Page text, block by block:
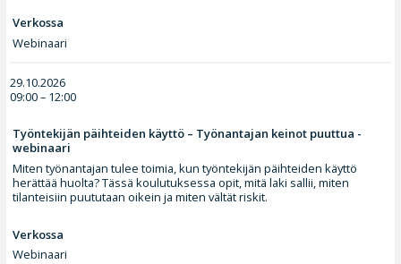
Verkossa
Webinaari
29.10.2026
09:00 – 12:00
Työntekijän päihteiden käyttö – Työnantajan keinot puuttua -
webinaari
Miten työnantajan tulee toimia, kun työntekijän päihteiden käyttö
herättää huolta? Tässä koulutuksessa opit, mitä laki sallii, miten
tilanteisiin puututaan oikein ja miten vältät riskit.
Verkossa
Webinaari